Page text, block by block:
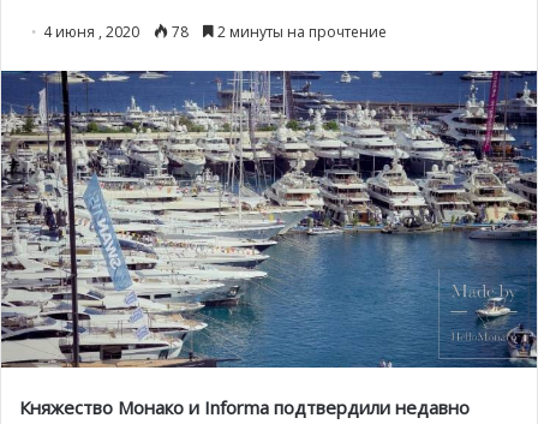
4 июня , 2020 78 2 минуты на прочтение
Княжество Монако и Informa подтвердили недавно